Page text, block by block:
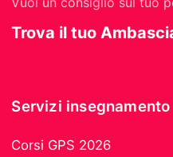
Trova il tuo
Servizi insegnamento
Corsi GPS 2026